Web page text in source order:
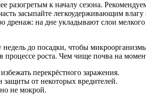
разогретым к началу сезона.
засыпайте легкоудерживающим
дренаж: на дне укладывают слои
до посадки, чтобы
роста. Чем чище почва на
перекрёстного заражения.
защиты от некоторых вредителей.
не мокрой.